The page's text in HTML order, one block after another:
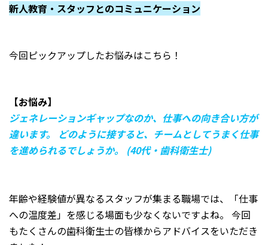
新人教育・スタッフとのコミュニケーション
今回ピックアップしたお悩みはこちら！
【お悩み】
ジェネレーションギャップなのか、仕事への向き合い方が
違います。
どのように接すると、チームとしてうまく仕事
を進められるでしょうか。 (40代・歯科衛生士)
年齢や経験値が異なるスタッフが集まる職場では、「仕事
への温度差」を感じる場面も少なくないですよね。 今回
もたくさんの歯科衛生士の皆様からアドバイスをいただき